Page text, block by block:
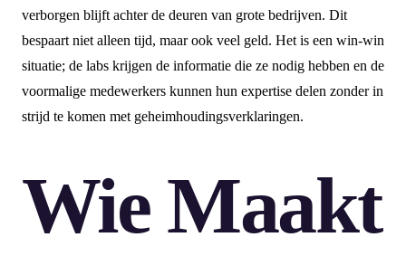
verborgen blijft achter de deuren van grote bedrijven. Dit
bespaart niet alleen tijd, maar ook veel geld. Het is een win-win
situatie; de labs krijgen de informatie die ze nodig hebben en de
voormalige medewerkers kunnen hun expertise delen zonder in
strijd te komen met geheimhoudingsverklaringen.
Wie Maakt